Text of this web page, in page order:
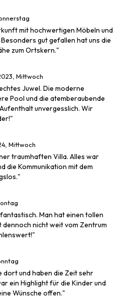
mit hochwertigen Möbeln und
gut gefallen hat uns die
zum Ortskern."
Mittwoch
Juwel. Die moderne
Pool und die atemberaubende
unvergesslich. Wir
Mittwoch
traumhaften Villa. Alles war
die Kommunikation mit dem
Man hat einen tollen
dennoch nicht weit vom Zentrum
dort und haben die Zeit sehr
ein Highlight für die Kinder und
Wünsche offen."